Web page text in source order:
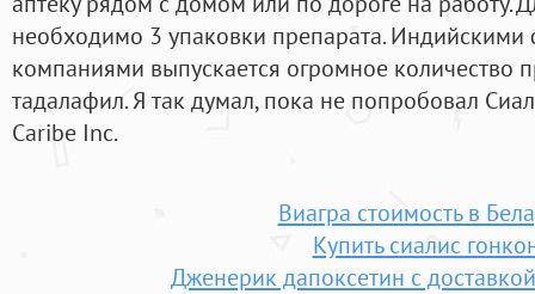
необходимо 3 упаковки препарата.
компаниями выпускается огромное количество
тадалафил. Я так думал, пока не попробовал
Caribe Inc.
Виагра стоимость в
Купить сиалис
Дженерик дапоксетин с